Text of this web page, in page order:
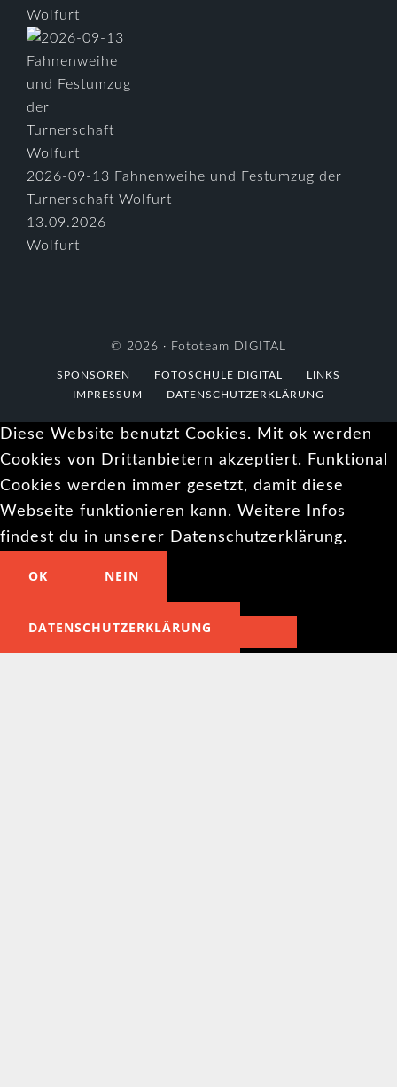
Wolfurt
2026-09-13 Fahnenweihe und Festumzug der
Turnerschaft Wolfurt
13.09.2026
Wolfurt
© 2026 · Fototeam DIGITAL
SPONSOREN FOTOSCHULE DIGITAL
LINKS
IMPRESSUM
DATENSCHUTZERKLÄRUNG
Diese Website benutzt Cookies. Mit ok werden
Cookies von Drittanbietern akzeptiert. Funktional
Cookies werden immer gesetzt, damit diese
Webseite funktionieren kann. Weitere Infos
findest du in unserer Datenschutzerklärung.
OK NEIN
DATENSCHUTZERKLÄRUNG